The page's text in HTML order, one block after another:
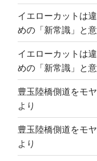
イエローカットは
めの「新常識」と
イエローカットは
めの「新常識」と
豊玉陸橋側道をモ
より
豊玉陸橋側道をモ
より